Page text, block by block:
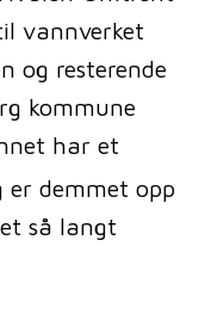
vannverket
og resterende
kommune
har et
er demmet opp
så langt